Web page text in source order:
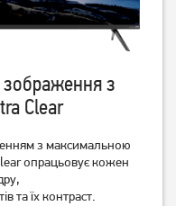
2E 2E-55A77Q
729грн
179
зображення з
Clear
з максимальною
опрацьовує кожен
та їх контраст.